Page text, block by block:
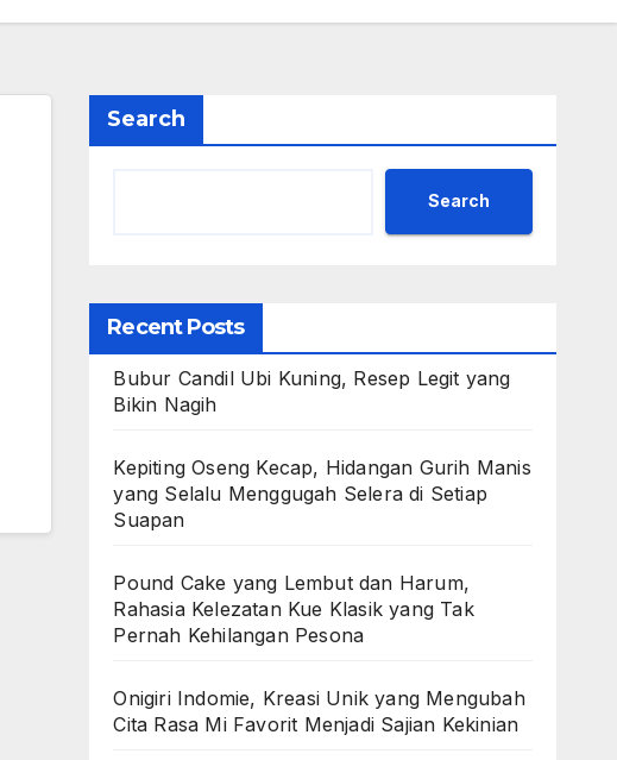
Search
Search
Recent Posts
Bubur Candil Ubi Kuning, Resep Legit yang
Bikin Nagih
Kepiting Oseng Kecap, Hidangan Gurih Manis
yang Selalu Menggugah Selera di Setiap
Suapan
Pound Cake yang Lembut dan Harum,
Rahasia Kelezatan Kue Klasik yang Tak
Pernah Kehilangan Pesona
Onigiri Indomie, Kreasi Unik yang Mengubah
Cita Rasa Mi Favorit Menjadi Sajian Kekinian